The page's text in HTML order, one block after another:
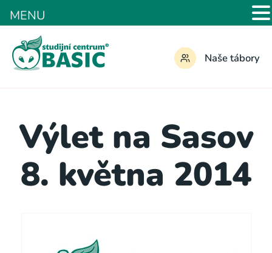
Naše tábory
Výlet na Sasov
8. května 2014
MENU